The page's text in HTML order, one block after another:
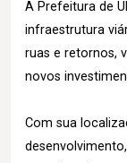
A Prefeitura de
infraestrutura
ruas e retornos,
novos
Com sua